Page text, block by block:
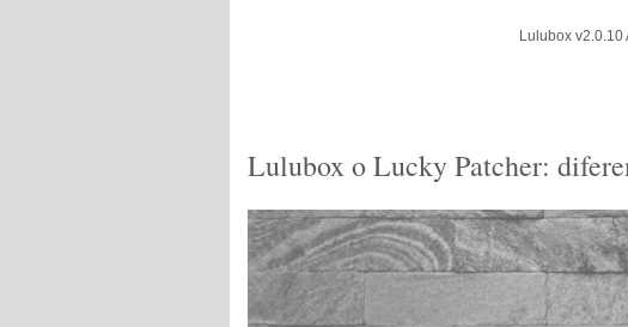
Lulubox v2.0.10
Lulubox o Lucky Patcher: